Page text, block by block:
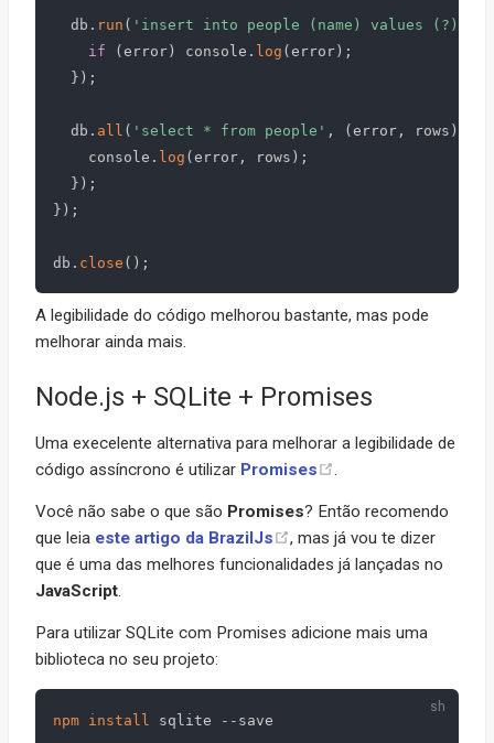
  db
. run ( 'insert into people (name) values (?)'
if
(error) console . log (error) ;
} ) ;
  db
. all ( 'select * from people' , (error , rows )
    console
. log (error , rows ) ;
} ) ;
} ) ;
db . close ( ) ;
A legibilidade do código melhorou bastante, mas pode
melhorar ainda mais.
Node.js + SQLite + Promises
Uma execelente alternativa para melhorar a legibilidade de
código assíncrono é utilizar Promises .
Você não sabe o que são Promises? Então recomendo
que leia este artigo da BrazilJs
, mas já vou te dizer
que é uma das melhores funcionalidades já lançadas no
JavaScript.
Para utilizar SQLite com Promises adicione mais uma
biblioteca no seu projeto:
npm install